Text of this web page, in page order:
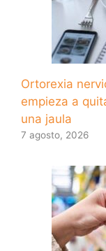
Ortorexia
empieza a
una jaula
7 agosto, 2026